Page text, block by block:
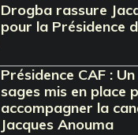
Drogba rassure
pour la Présidence
Présidence CAF :
sages mis en place
accompagner la
Jacques Anouma